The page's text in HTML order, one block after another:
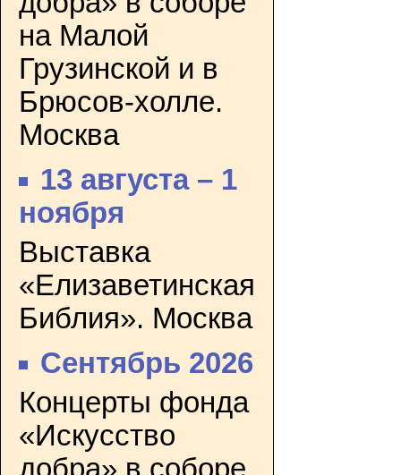
на Малой
Грузинской и в
Брюсов-холле.
Москва
13 августа – 1
ноября
Выставка
«Елизаветинская
Библия». Москва
Сентябрь 2026
Концерты фонда
«Искусство